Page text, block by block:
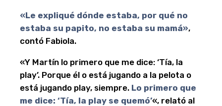
«Le expliqué dónde estaba, por qué no
estaba su papito, no estaba su mamá»,
contó Fabiola.
«Y Martín lo primero que me dice: ‘Tía, la
play’. Porque él o está jugando a la pelota o
está jugando play, siempre. Lo primero que
me dice: ‘Tía, la play se quemó’«, relató al